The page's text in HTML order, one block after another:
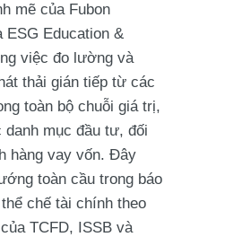
mẽ của Fubon
ESG Education &
việc đo lường và
thải gián tiếp từ các
toàn bộ chuỗi giá trị,
danh mục đầu tư, đối
hàng vay vốn. Đây
toàn cầu trong báo
chế tài chính theo
TCFD, ISSB và